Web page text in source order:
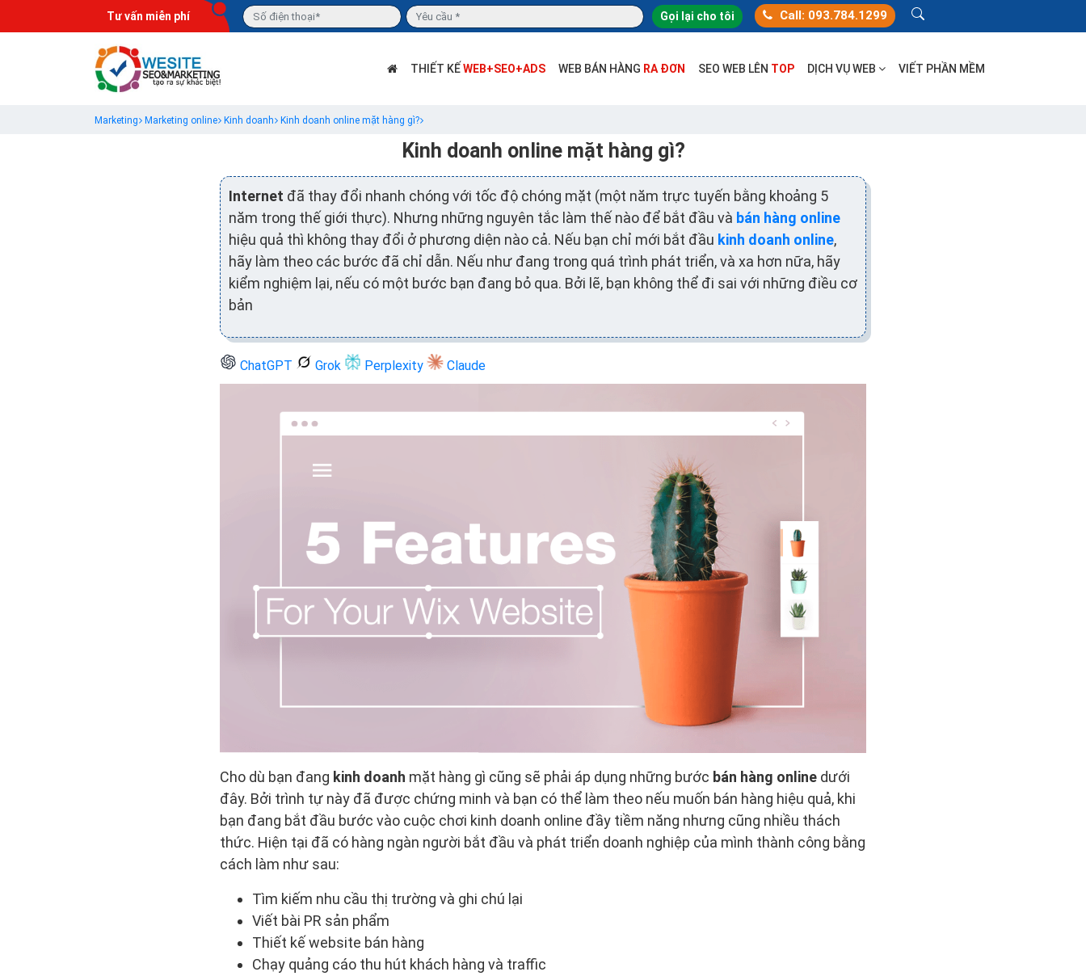
Tư vấn miễn phí Gọi lại cho tôi Call: 093.784.1299
THIẾT KẾWEB+SEO+ADS WEB BÁN HÀNG RA ĐƠN SEO WEB LÊN TOP DỊCH VỤ WEB VIẾT PHẦN MỀM
Marketing Marketing online Kinh doanh Kinh doanh online mặt hàng gì?
Kinh doanh online mặt hàng gì?
Internet đã thay đổi nhanh chóng với tốc độ chóng mặt (một năm trực tuyến bằng khoảng 5
năm trong thế giới thực). Nhưng những nguyên tắc làm thế nào để bắt đầu và bán hàng online
hiệu quả thì không thay đổi ở phương diện nào cả. Nếu bạn chỉ mới bắt đầu kinh doanh online,
hãy làm theo các bước đã chỉ dẫn. Nếu như đang trong quá trình phát triển, và xa hơn nữa, hãy
kiểm nghiệm lại, nếu có một bước bạn đang bỏ qua. Bởi lẽ, bạn không thể đi sai với những điều cơ
bản
ChatGPT Grok Perplexity Claude
Cho dù bạn đang kinh doanh mặt hàng gì cũng sẽ phải áp dụng những bước bán hàng online dưới
đây. Bởi trình tự này đã được chứng minh và bạn có thể làm theo nếu muốn bán hàng hiệu quả, khi
bạn đang bắt đầu bước vào cuộc chơi kinh doanh online đầy tiềm năng nhưng cũng nhiều thách
thức. Hiện tại đã có hàng ngàn người bắt đầu và phát triển doanh nghiệp của mình thành công bằng
cách làm như sau:
Tìm kiếm nhu cầu thị trường và ghi chú lại
Viết bài PR sản phẩm
Thiết kế website bán hàng
Chạy quảng cáo thu hút khách hàng và traffic